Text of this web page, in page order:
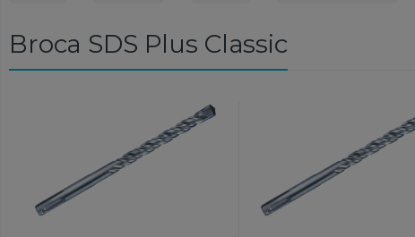
Broca SDS Plus Classic